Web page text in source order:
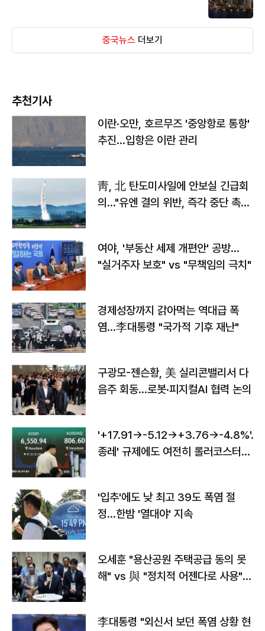
중국뉴스 더보기
추천기사
이란·오만, 호르무즈 '중앙항로 통항'
추진…입항은 이란 관리
靑, 北 탄도미사일에 안보실 긴급회
의…"유엔 결의 위반, 즉각 중단 촉
여야, '부동산 세제 개편안' 공방…
"실거주자 보호" vs "무책임의 극치"
경제성장까지 갉아먹는 역대급 폭
염…李대통령 "국가적 기후 재난"
구광모-젠슨황, 美 실리콘밸리서 다
음주 회동…로봇·피지컬AI 협력 논의
'+17.91→-5.12→+3.76→-4.8%'…'
종레' 규제에도 여전히 롤러코스터
'입추'에도 낮 최고 39도 폭염 절
정…한밤 '열대야' 지속
오세훈 "용산공원 주택공급 동의 못
해" vs 與 "정치적 어젠다로 사용"
李대통령 "외신서 보던 폭염 상황 현